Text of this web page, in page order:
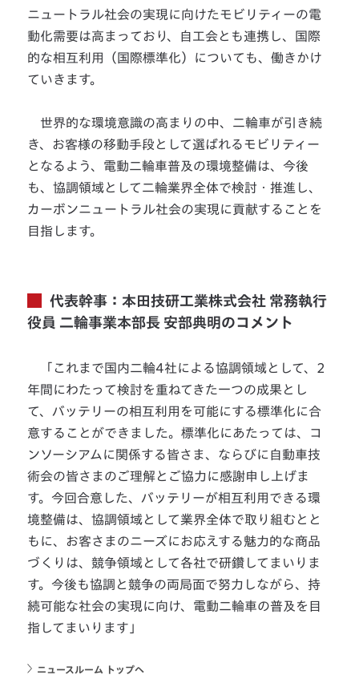
ニュートラル社会の実現に向けたモビリティーの電
動化需要は高まっており、自工会とも連携し、国際
的な相互利用（国際標準化）についても、働きかけ
ていきます。
世界的な環境意識の高まりの中、二輪車が引き続
き、お客様の移動手段として選ばれるモビリティー
となるよう、電動二輪車普及の環境整備は、今後
も、協調領域として二輪業界全体で検討・推進し、
カーボンニュートラル社会の実現に貢献することを
目指します。
代表幹事：本田技研工業株式会社 常務執行
役員 二輪事業本部長 安部典明のコメント
「これまで国内二輪4社による協調領域として、2
年間にわたって検討を重ねてきた一つの成果とし
て、バッテリーの相互利用を可能にする標準化に合
意することができました。標準化にあたっては、コ
ンソーシアムに関係する皆さま、ならびに自動車技
術会の皆さまのご理解とご協力に感謝申し上げま
す。今回合意した、バッテリーが相互利用できる環
境整備は、協調領域として業界全体で取り組むとと
もに、お客さまのニーズにお応えする魅力的な商品
づくりは、競争領域として各社で研鑽してまいりま
す。今後も協調と競争の両局面で努力しながら、持
続可能な社会の実現に向け、電動二輪車の普及を目
指してまいります」
ニュースルーム トップへ